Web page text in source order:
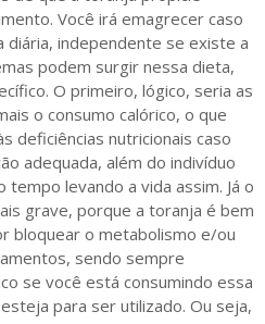
Você irá emagrecer caso
diária, independente se existe a
podem surgir nessa dieta,
O primeiro, lógico, seria as
o consumo calórico, o que
deficiências nutricionais caso
adequada, além do indivíduo
levando a vida assim. Já o
grave, porque a toranja é bem
bloquear o metabolismo e/ou
sendo sempre
se você está consumindo essa
para ser utilizado. Ou seja,